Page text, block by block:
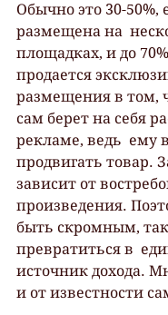
Обычно это 30-50%,
размещена на
площадках, и до
продается
размещения в том,
сам берет на себя
рекламе, ведь  ему
продвигать товар.
зависит от
произведения.
быть скромным,
превратиться в
источник дохода.
и от известности